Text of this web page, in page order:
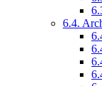
6.4.